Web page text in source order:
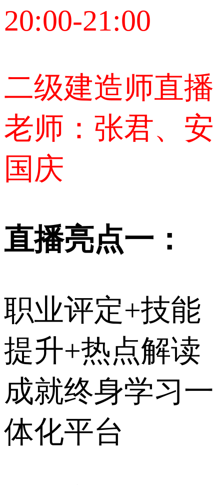
20:00-21:00
二级建造师直播
老师：张君、安
国庆
直播亮点一：
职业评定+技能
提升+热点解读
成就终身学习一
体化平台